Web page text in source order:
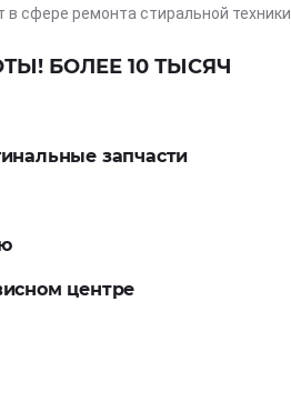
сфере ремонта стиральной техники
БОЛЕЕ 10 ТЫСЯЧ
запчасти
центре